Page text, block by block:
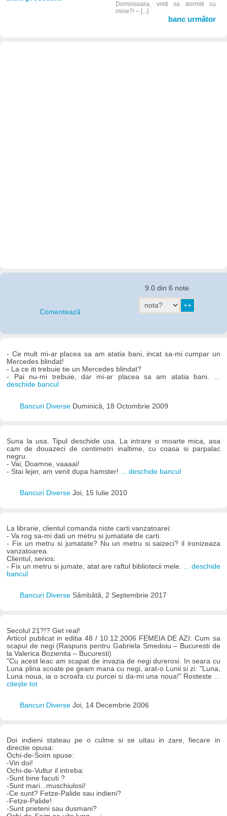
Domnisoara, vreti sa dormiti cu
mine?! – [...]
banc următor
Comentează
9.0 din 6 note
- Ce mult mi-ar placea sa am atatia bani, incat sa-mi cumpar un
Mercedes blindat!
- La ce iti trebuie tie un Mercedes blindat?
- Pai nu-mi trebuie, dar mi-ar placea sa am atatia bani. ...
deschide bancul
Bancuri Diverse Duminică, 18 Octombrie 2009
Suna la usa. Tipul deschide usa. La intrare o moarte mica, asa
cam de douazeci de centimetri inaltime, cu coasa si parpalac
negru.
- Vai, Doamne, vaaaai!
- Stai lejer, am venit dupa hamster! ... deschide bancul
Bancuri Diverse Joi, 15 Iulie 2010
La librarie, clientul comanda niste carti vanzatoarei:
- Va rog sa-mi dati un metru si jumatate de carti.
- Fix un metru si jumatate? Nu un metru si saizeci? il ironizeaza
vanzatoarea.
Clientul, serios:
- Fix un metru si jumate, atat are raftul bibliotecii mele.
... deschide
bancul
Bancuri Diverse Sâmbătă, 2 Septembrie 2017
Secolul 21?!? Get real!
Articol publicat in editia 48 / 10.12.2006 FEMEIA DE AZI: Cum sa
scapui de negi (Raspuns pentru Gabriela Smedoiu – Bucuresti de
la Valerica Bozienita – Bucuresti)
"Cu acest leac am scapat de invazia de negi durerosi. In seara cu
Luna plina scoate pe geam mana cu negi, arat-o Lunii si zi: "Luna,
Luna noua, ia o scroafa cu purcei si da-mi una noua!" Rosteste
citește tot
Bancuri Diverse Joi, 14 Decembrie 2006
Doi indieni stateau pe o culme si se uitau in zare, fiecare in
directie opusa:
Ochi-de-Soim spuse:
-Vin doi!
Ochi-de-Vultur il intreba:
-Sunt bine facuti ?
-Sunt mari...muschiulosi!
-Ce sunt? Fetze-Palide sau indieni?
-Fetze-Palide!
-Sunt prieteni sau dusmani?